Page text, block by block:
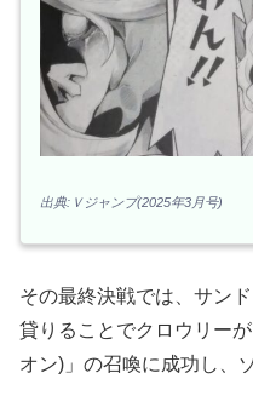
出典:Ｖジャンプ(2025年3月号)
その最終決戦では、サン
貸りることでクロウリー
オン)」の召喚に成功し、